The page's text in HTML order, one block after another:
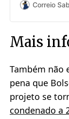
Correio
Mais
Também não
pena que
projeto se
condenado a